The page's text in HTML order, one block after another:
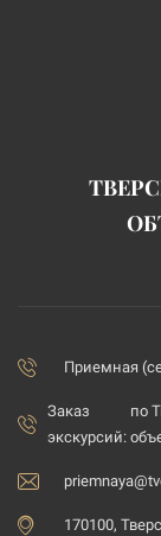
Приемная
Заказ
экскурсий:
по
170100,